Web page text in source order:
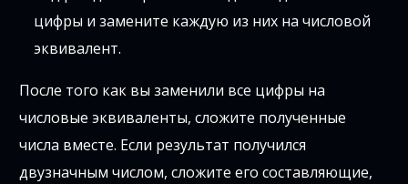
цифры и замените каждую из них на числовой
эквивалент.
После того как вы заменили все цифры на
числовые эквиваленты, сложите полученные
числа вместе. Если результат получился
двузначным числом, сложите его составляющие,